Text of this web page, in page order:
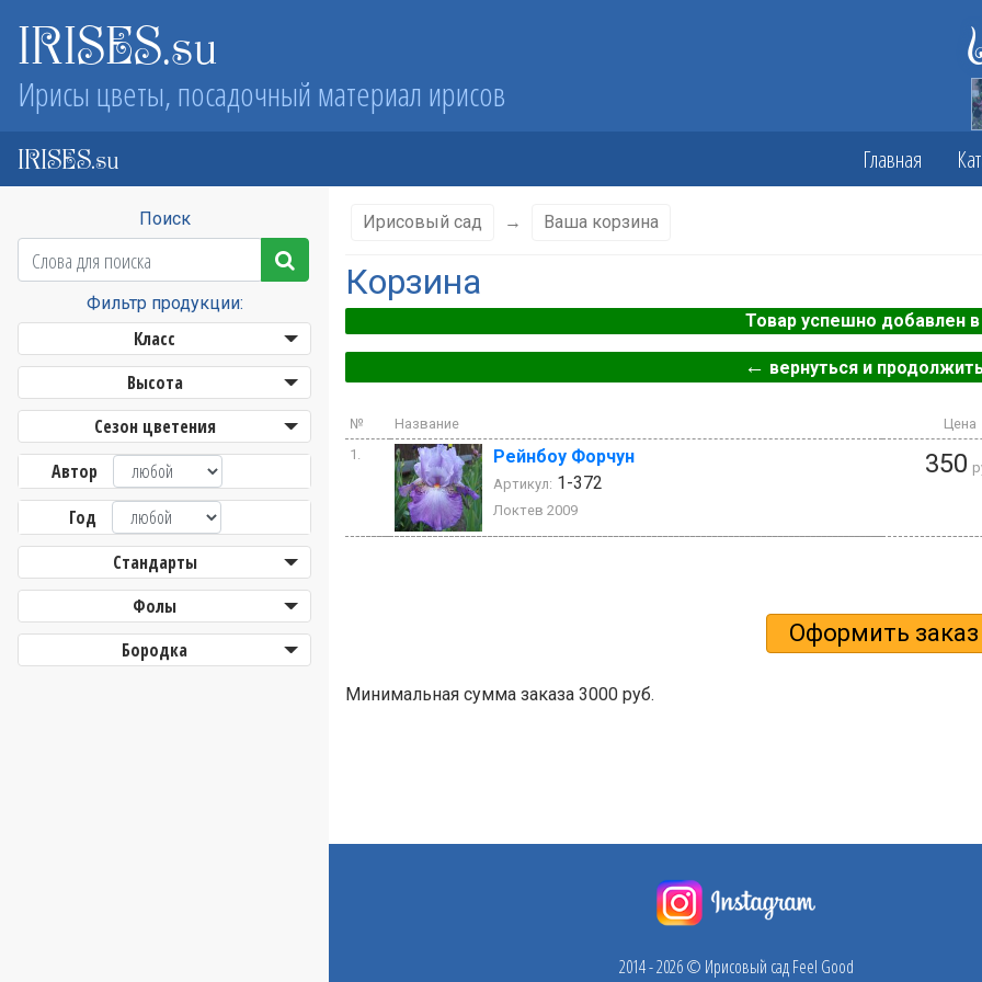
IRISES.su
Ирисы цветы, посадочный материал ирисов
IRISES.su Главная
Поиск
Фильтр продукции:
Класс
Высота
Сезон цветения
Автор
Год
Стандарты
Фолы
Бородка
Ирисовый сад → Ваша корзина
Корзина
Товар успешно добавлен в
← вернуться и
№ Название Цена
1.
Рейнбоу Форчун
Артикул: 1-372
Локтев 2009
350
Минимальная сумма заказа 3000 руб.
2014 - 2026 © Ирисовый сад Feel Good